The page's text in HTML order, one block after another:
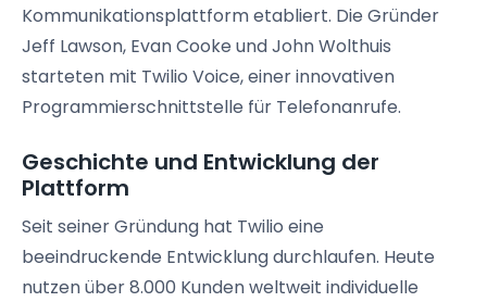
Kommunikationsplattform etabliert. Die Gründer
Jeff Lawson, Evan Cooke und John Wolthuis
starteten mit Twilio Voice, einer innovativen
Programmierschnittstelle für Telefonanrufe.
Geschichte und Entwicklung der
Plattform
Seit seiner Gründung hat Twilio eine
beeindruckende Entwicklung durchlaufen. Heute
nutzen über 8.000 Kunden weltweit individuelle